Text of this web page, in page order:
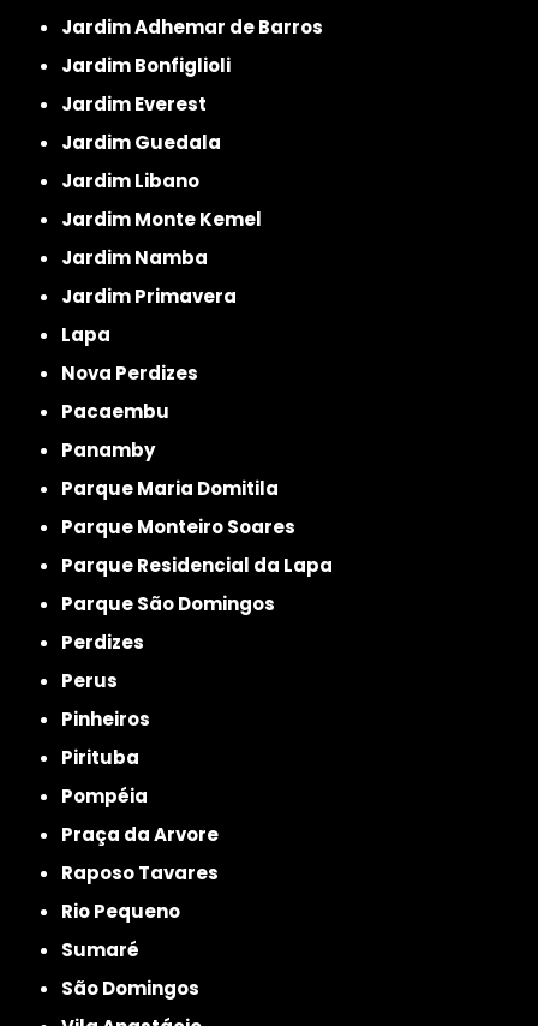
Jardim Adhemar de Barros
Jardim Bonfiglioli
Jardim Everest
Jardim Guedala
Jardim Libano
Jardim Monte Kemel
Jardim Namba
Jardim Primavera
Lapa
Nova Perdizes
Pacaembu
Panamby
Parque Maria Domitila
Parque Monteiro Soares
Parque Residencial da Lapa
Parque São Domingos
Perdizes
Perus
Pinheiros
Pirituba
Pompéia
Praça da Arvore
Raposo Tavares
Rio Pequeno
Sumaré
São Domingos